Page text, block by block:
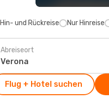
Hin- und Rückreise Nur Hinreise
Abreiseort
Flug + Hotel suchen